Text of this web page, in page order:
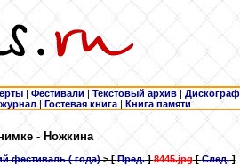
| Фестивали | Текстовый архив |
|Гостевая книга | Книга памяти
- Ножкина
фестиваль ( года)> [Пред.]8445.jpg[След.]